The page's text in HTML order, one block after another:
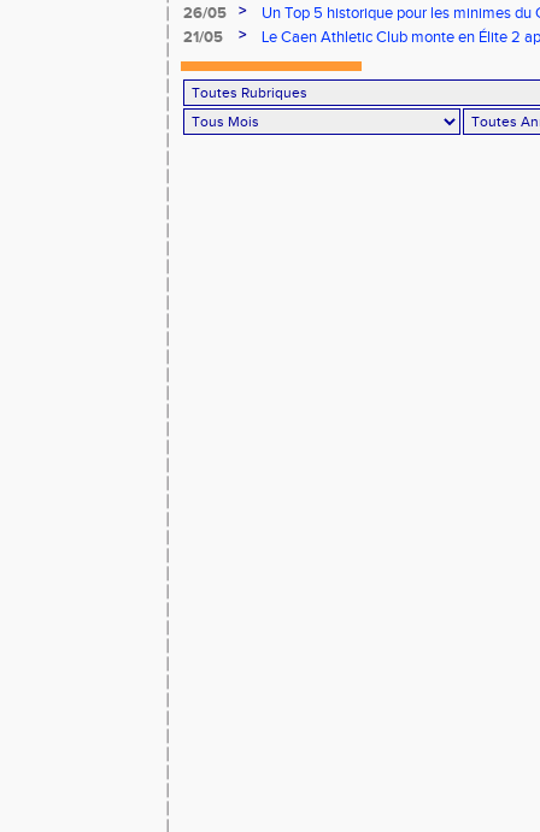
26/05
>
Un Top 5 historique pour les minimes du
Finale Nationale Equip’Athlé !
21/05 >
Le Caen Athletic Club monte en Élite 2